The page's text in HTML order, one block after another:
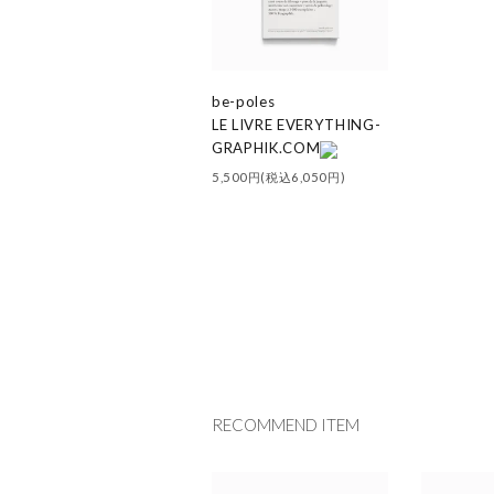
be-poles
LE LIVRE EVERYTHING-
GRAPHIK.COM
5,500円(税込6,050円)
RECOMMEND ITEM